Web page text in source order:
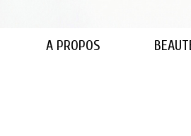
A PROPOS